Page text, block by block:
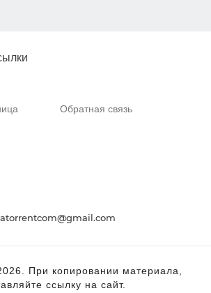
Обратная связь
При копировании материала,
ссылку на сайт.